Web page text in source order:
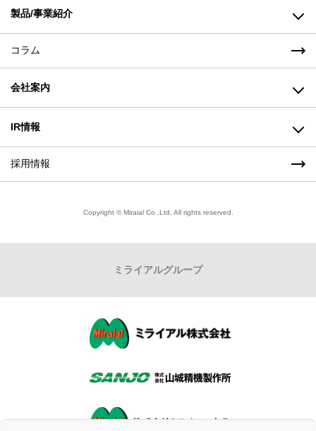
製品/事業紹介
高機能樹脂製品事業
成形機事業(株式会社山城精機製作所)
樹脂・金属加工事業(株式会社ミライアル東北)
コラム
会社案内
ごあいさつ
経営理念
CSRの取り組み
コンプライアンス
IR情報
株主の皆様へ（経営方針）
IRに関するご質問
ディスクロージャーポリシー
免責事項
採用情報
Copyright © Miraial Co.,Ltd. All rights reserved.
ミライアルグループ